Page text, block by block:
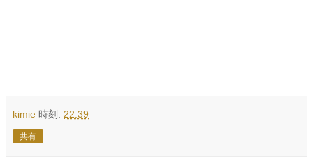
kimie 時刻: 22:39
共有